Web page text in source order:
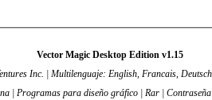
Vector Magic Desktop Edition v1.15
Inc. | Multilenguaje: English, Francais,
| Programas para diseño gráfico | Rar |